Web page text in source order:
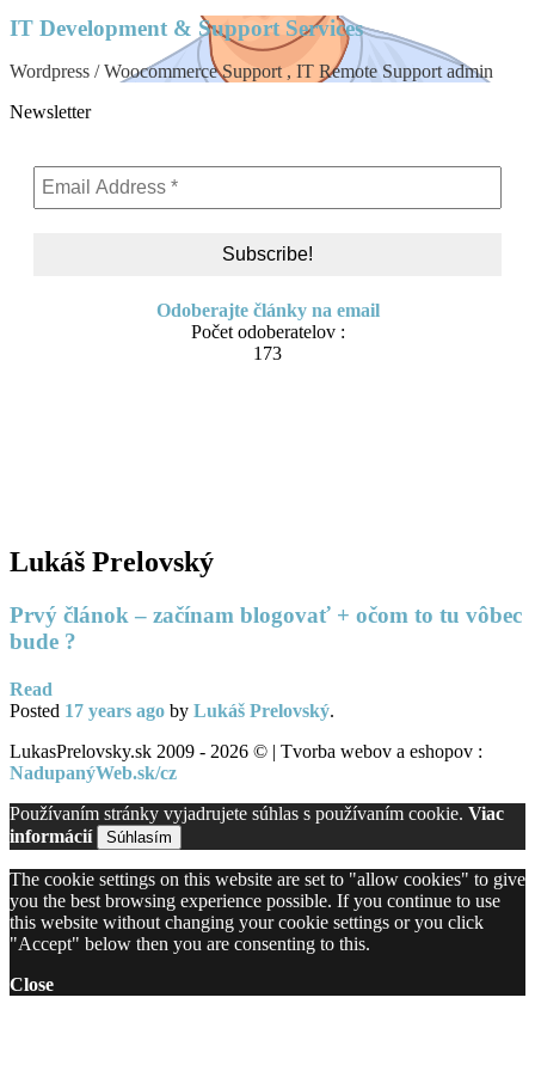
IT Development & Support Services
Wordpress / Woocommerce Support , IT Remote Support admin
Newsletter
Odoberajte články na email
Počet odoberatelov :
173
Lukáš Prelovský
Prvý článok – začínam blogovať + očom to tu vôbec
bude ?
Read
Posted 17 years ago by Lukáš Prelovský.
LukasPrelovsky.sk 2009 - 2026 © | Tvorba webov a eshopov :
NadupanýWeb.sk/cz
Používaním stránky vyjadrujete súhlas s používaním cookie. Viac
informácií
Súhlasím
The cookie settings on this website are set to "allow cookies" to give
you the best browsing experience possible. If you continue to use
this website without changing your cookie settings or you click
"Accept" below then you are consenting to this.
Close